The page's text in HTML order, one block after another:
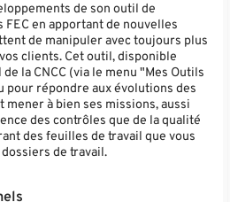
de son outil de
en apportant de nouvelles
de manipuler avec toujours plus
clients. Cet outil, disponible
la CNCC (via le menu "Mes Outils
pour répondre aux évolutions des
à bien ses missions, aussi
des contrôles que de la qualité
des feuilles de travail que vous
de travail.